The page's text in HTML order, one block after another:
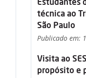
técnica ao
São Paulo
Publicado em:
Visita ao
propósito e